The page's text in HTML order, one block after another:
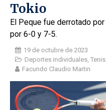
Tokio
El Peque fue derrotado
por 6-0 y 7-5.
19 de octubre de 2023
Deportes individuales, Tenis
Facundo Claudio Martin